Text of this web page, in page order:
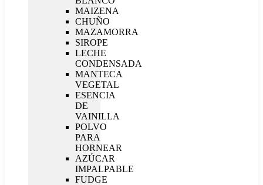
MAIZENA
CHUÑO
MAZAMORRA
SIROPE
LECHE
CONDENSADA
MANTECA
VEGETAL
ESENCIA
DE
VAINILLA
POLVO
PARA
HORNEAR
AZÚCAR
IMPALPABLE
FUDGE